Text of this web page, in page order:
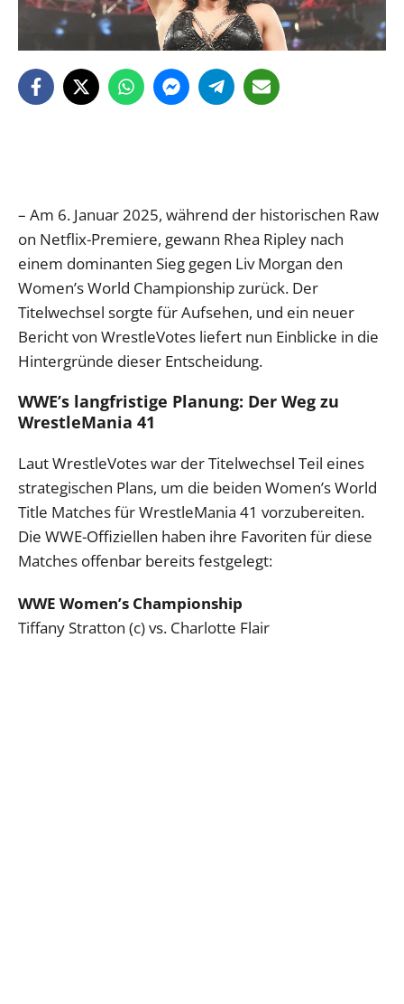
– Am 6. Januar 2025, während der historischen Raw
on Netflix-Premiere, gewann Rhea Ripley nach
einem dominanten Sieg gegen Liv Morgan den
Women’s World Championship zurück. Der
Titelwechsel sorgte für Aufsehen, und ein neuer
Bericht von WrestleVotes liefert nun Einblicke in die
Hintergründe dieser Entscheidung.
WWE’s langfristige Planung: Der Weg zu
WrestleMania 41
Laut WrestleVotes war der Titelwechsel Teil eines
strategischen Plans, um die beiden Women’s World
Title Matches für WrestleMania 41 vorzubereiten.
Die WWE-Offiziellen haben ihre Favoriten für diese
Matches offenbar bereits festgelegt:
WWE Women’s Championship
Tiffany Stratton (c) vs. Charlotte Flair